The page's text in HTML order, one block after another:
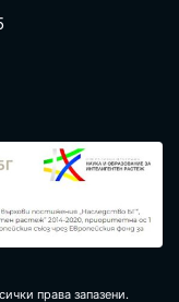
права запазени.